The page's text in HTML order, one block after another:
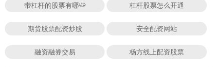
带杠杆的股票有哪些 杠杆股票怎么开通
期货股票配资炒股 安全配资网站
融资融券交易 杨方线上配资股票